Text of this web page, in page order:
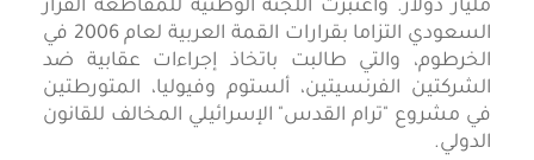
مليار دولار. واعتبرت اللجنة الوطنية للمقاطعة القرار
السعودي التزاما بقرارات القمة العربية لعام 2006 في
الخرطوم، والتي طالبت باتخاذ إجراءات عقابية ضد
الشركتين الفرنسيتين، ألستوم وفيوليا، المتورطتين
في مشروع "ترام القدس" الإسرائيلي المخالف للقانون
الدولي.